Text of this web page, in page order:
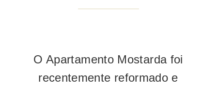
O Apartamento Mostarda foi
recentemente reformado e